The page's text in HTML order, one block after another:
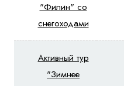
"Филин" со
снегоходами
Активный тур
"Зимнее